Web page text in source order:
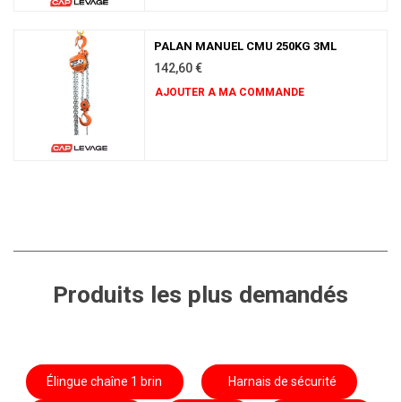
PALAN MANUEL CMU 250KG 3ML
142,60€
AJOUTER A MA COMMANDE
Produits les plus demandés
Élingue chaîne 1 brin Harnais de sécurité